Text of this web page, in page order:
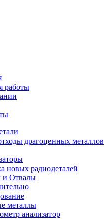
работы
драгоценных металлов
новых радиодеталей
Отвалы
металлы
анализатор